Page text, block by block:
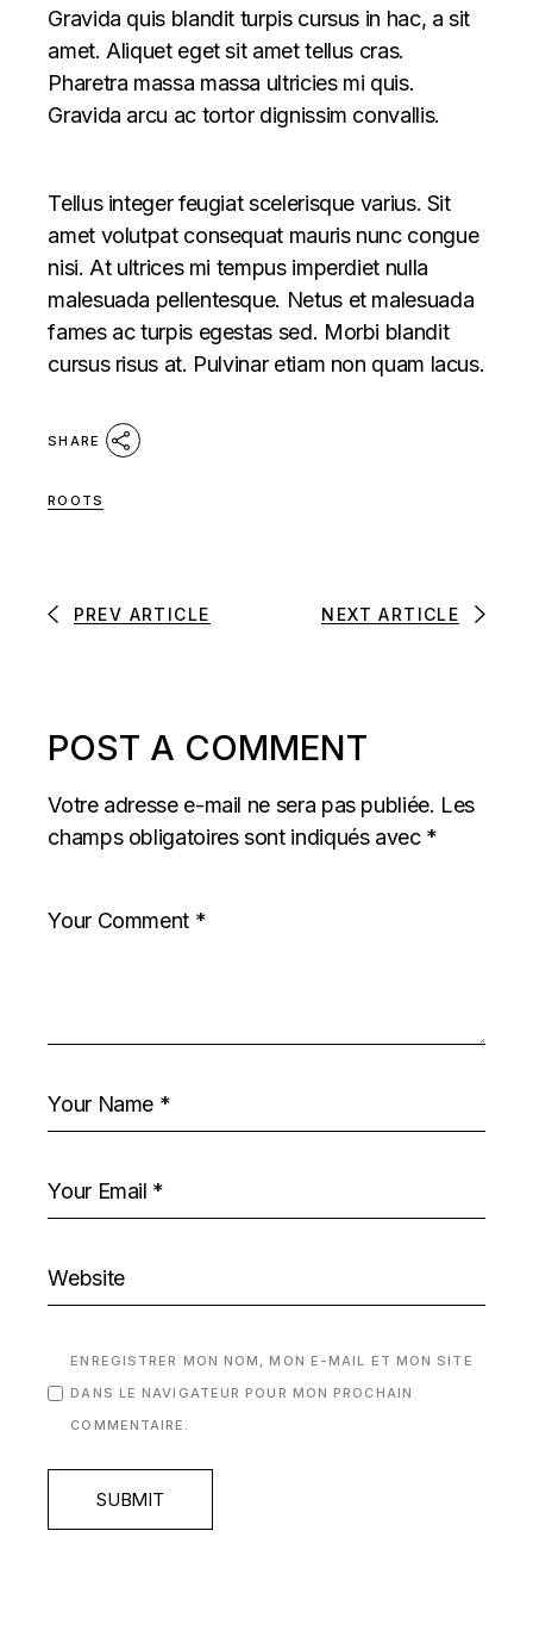
Gravida quis blandit turpis cursus in hac, a sit
amet. Aliquet eget sit amet tellus cras.
Pharetra massa massa ultricies mi quis.
Gravida arcu ac tortor dignissim convallis.
Tellus integer feugiat scelerisque varius. Sit
amet volutpat consequat mauris nunc congue
nisi. At ultrices mi tempus imperdiet nulla
malesuada pellentesque. Netus et malesuada
fames ac turpis egestas sed. Morbi blandit
cursus risus at. Pulvinar etiam non quam lacus.
SHARE
ROOTS
PREV ARTICLE NEXT ARTICLE
POST A COMMENT
Votre adresse e-mail ne sera pas publiée. Les
champs obligatoires sont indiqués avec *
ENREGISTRER MON NOM, MON E-MAIL ET MON SITE
DANS LE NAVIGATEUR POUR MON PROCHAIN
COMMENTAIRE.
SUBMIT